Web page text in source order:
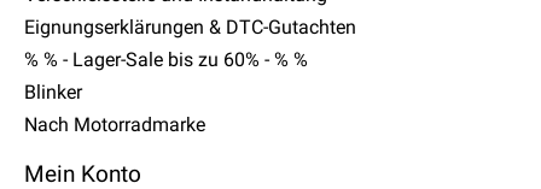
Eignungserklärungen & DTC-Gutachten
% % - Lager-Sale bis zu 60% - % %
Blinker
Nach Motorradmarke
Mein Konto